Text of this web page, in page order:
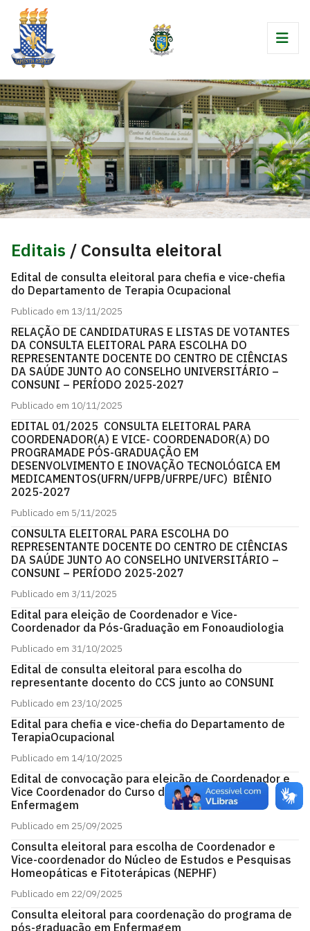
Editais / Consulta eleitoral
Edital de consulta eleitoral para chefia e vice-chefia
do Departamento de Terapia Ocupacional
Publicado em 13/11/2025
RELAÇÃO DE CANDIDATURAS E LISTAS DE VOTANTES
DA CONSULTA ELEITORAL PARA ESCOLHA DO
REPRESENTANTE DOCENTE DO CENTRO DE CIÊNCIAS
DA SAÚDE JUNTO AO CONSELHO UNIVERSITÁRIO –
CONSUNI – PERÍODO 2025-2027
Publicado em 10/11/2025
EDITAL 01/2025 CONSULTA ELEITORAL PARA
COORDENADOR(A) E VICE- COORDENADOR(A) DO
PROGRAMADE PÓS-GRADUAÇÃO EM
DESENVOLVIMENTO E INOVAÇÃO TECNOLÓGICA EM
MEDICAMENTOS(UFRN/UFPB/UFRPE/UFC)  BIÊNIO
2025-2027
Publicado em 5/11/2025
CONSULTA ELEITORAL PARA ESCOLHA DO
REPRESENTANTE DOCENTE DO CENTRO DE CIÊNCIAS
DA SAÚDE JUNTO AO CONSELHO UNIVERSITÁRIO –
CONSUNI – PERÍODO 2025-2027
Publicado em 3/11/2025
Edital para eleição de Coordenador e Vice-
Coordenador da Pós-Graduação em Fonoaudiologia
Publicado em 31/10/2025
Edital de consulta eleitoral para escolha do
representante docento do CCS junto ao CONSUNI
Publicado em 23/10/2025
Edital para chefia e vice-chefia do Departamento de
TerapiaOcupacional
Publicado em 14/10/2025
Edital de convocação para eleição de Coordenador e
Vice Coordenador do Curso de Graduação em
Enfermagem
Publicado em 25/09/2025
Consulta eleitoral para escolha de Coordenador e
Vice-coordenador do Núcleo de Estudos e Pesquisas
Homeopáticas e Fitoterápicas (NEPHF)
Publicado em 22/09/2025
Consulta eleitoral para coordenação do programa de
pós-graduação em Enfermagem